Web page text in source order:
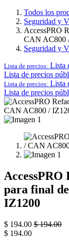
Todos los
Seguridad y
AccessPRO
CAN AC800
Seguridad y
Lista de precios: Lista
Lista de precios
Lista de precios: Lista
Lista de precios
AccessPRO
para final
IZ1200
$ 194.00 $194.00
$ 194.00